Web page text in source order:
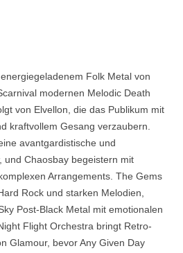
Folk Metal von
modernen Melodic Death
von Elvellon, die das Publikum mit
kraftvollem Gesang verzaubern.
avantgardistische und
und Chaosbay begeistern mit
Arrangements. The Gems
Rock und starken Melodien,
Post-Black Metal mit emotionalen
Flight Orchestra bringt Retro-
Glamour, bevor Any Given Day